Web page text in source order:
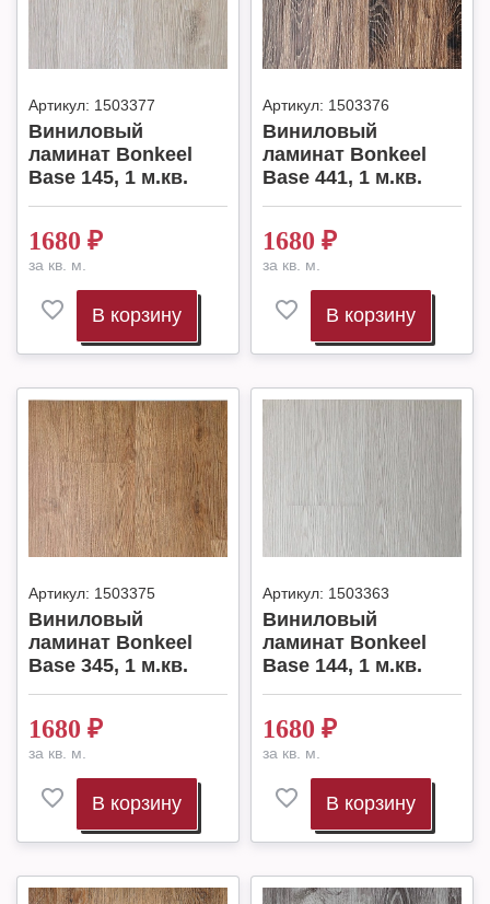
Артикул: 1503377
Виниловый
ламинат Bonkeel
Base 145, 1 м.кв.
1680 ₽
за кв. м.
В корзину
Артикул: 1503376
Виниловый
ламинат Bonkeel
Base 441, 1 м.кв.
1680 ₽
за кв. м.
В корзину
Артикул: 1503375
Виниловый
ламинат Bonkeel
Base 345, 1 м.кв.
1680 ₽
за кв. м.
В корзину
Артикул: 1503363
Виниловый
ламинат Bonkeel
Base 144, 1 м.кв.
1680 ₽
за кв. м.
В корзину